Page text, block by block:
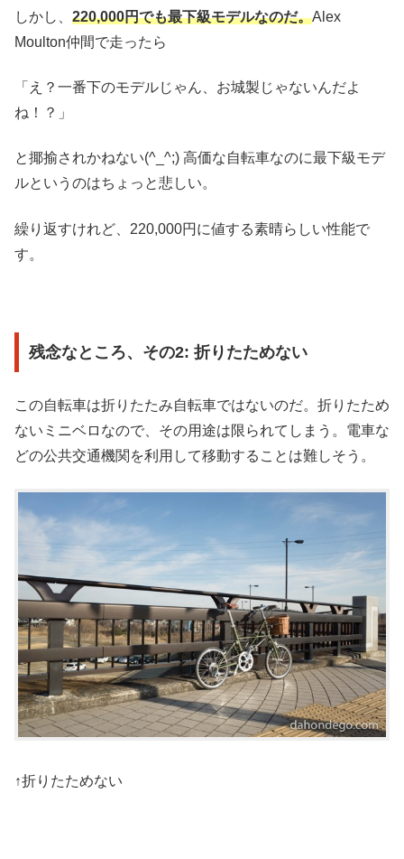
しかし、 220,000円でも最下級モデルなのだ。Alex
Moulton仲間で走ったら
「え？一番下のモデルじゃん、お城製じゃないんだよ
ね！？」
と揶揄されかねない(^_^;) 高価な自転車なのに最下級モデ
ルというのはちょっと悲しい。
繰り返すけれど、220,000円に値する素晴らしい性能で
す。
残念なところ、その2: 折りたためない
この自転車は折りたたみ自転車ではないのだ。折りたため
ないミニベロなので、その用途は限られてしまう。電車な
どの公共交通機関を利用して移動することは難しそう。
↑折りたためない